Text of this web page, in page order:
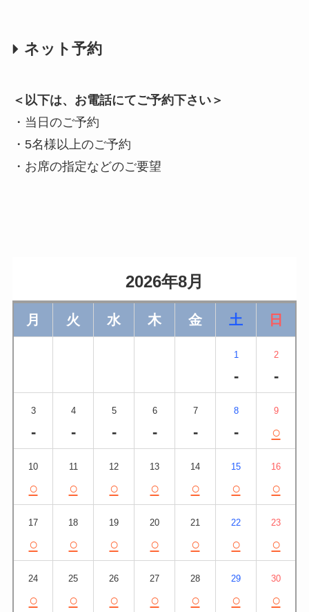
ネット予約
＜以下は、お電話にてご予約下さい＞
・当日のご予約
・5名様以上のご予約
・お席の指定などのご要望
                    2026年8月
月 火 水 木 金 土 日
1
-
2
-
3
-
4
-
5
-
6
-
7
-
8
-
9
○
10
○
11
○
12
○
13
○
14
○
15
○
16
○
17
○
18
○
19
○
20
○
21
○
22
○
23
○
24
○
25
○
26
○
27
○
28
○
29
○
30
○